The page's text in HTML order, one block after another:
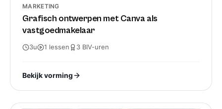
MARKETING
Grafisch ontwerpen met Canva als
vastgoedmakelaar
3u 1 lessen 3 BIV-uren
Bekijk vorming